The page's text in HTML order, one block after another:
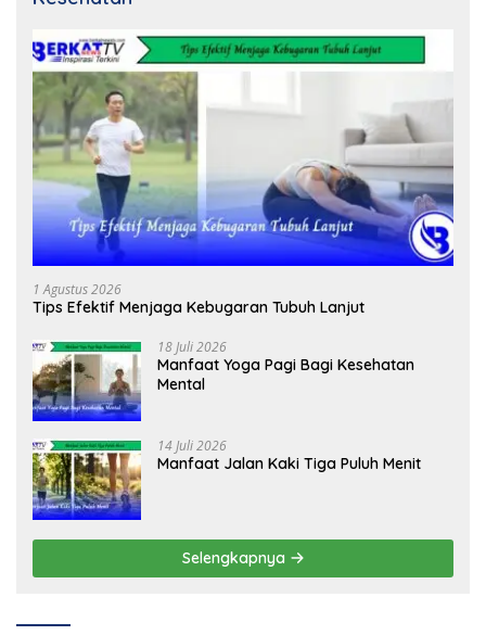
1 Agustus 2026
Tips Efektif Menjaga Kebugaran Tubuh Lanjut
18 Juli 2026
Manfaat Yoga Pagi Bagi Kesehatan
Mental
14 Juli 2026
Manfaat Jalan Kaki Tiga Puluh Menit
Selengkapnya